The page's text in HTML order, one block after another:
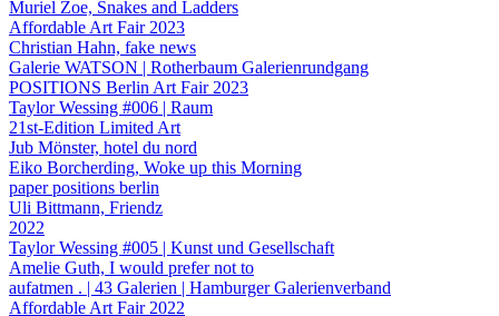
Muriel Zoe, Snakes and Ladders
Affordable Art Fair 2023
Christian Hahn, fake news
Galerie WATSON | Rotherbaum Galerienrundgang
POSITIONS Berlin Art Fair 2023
Taylor Wessing #006 | Raum
21st-Edition Limited Art
Jub Mönster, hotel du nord
Eiko Borcherding, Woke up this Morning
paper positions berlin
Uli Bittmann, Friendz
2022
Taylor Wessing #005 | Kunst und Gesellschaft
Amelie Guth, I would prefer not to
aufatmen . | 43 Galerien | Hamburger Galerienverband
Affordable Art Fair 2022